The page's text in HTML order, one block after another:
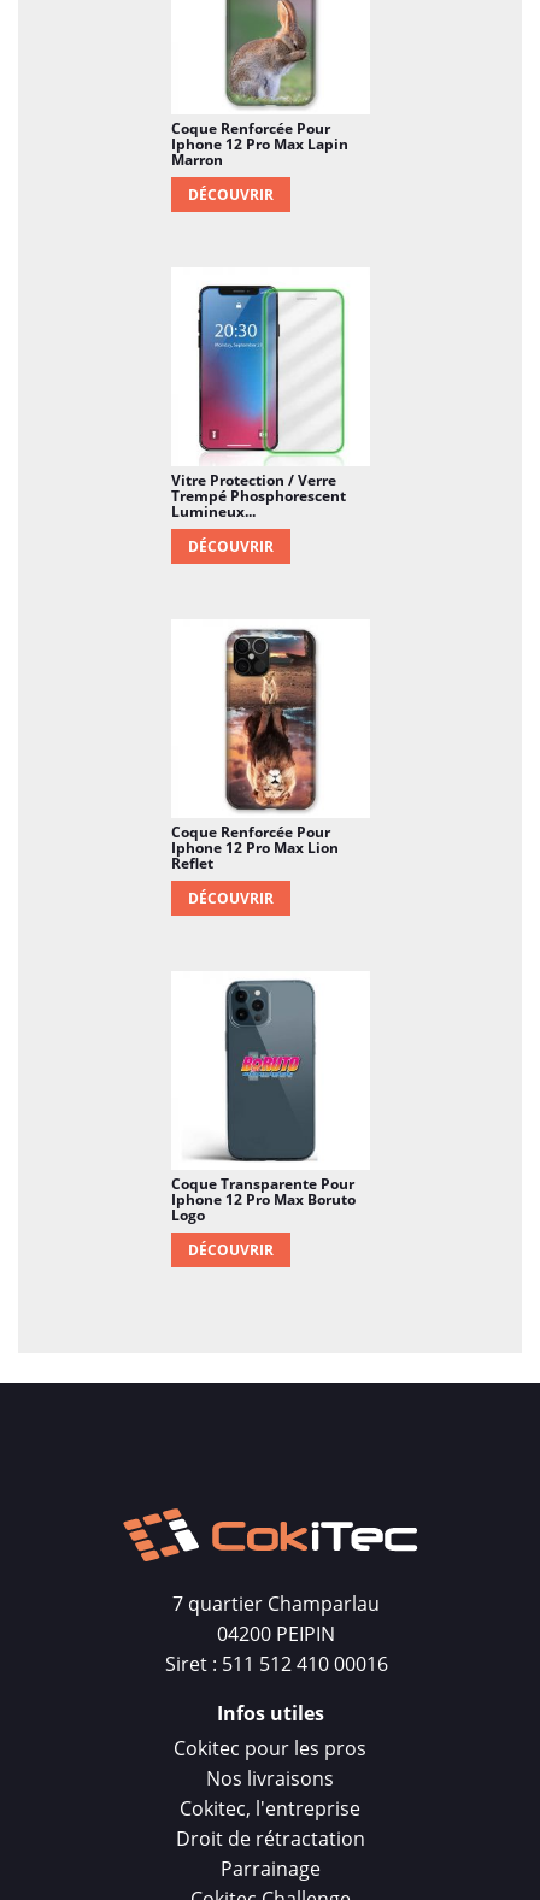
Coque Renforcée Pour
Iphone 12 Pro Max Lapin
Marron
DÉCOUVRIR
Vitre Protection / Verre
Trempé Phosphorescent
Lumineux...
DÉCOUVRIR
Coque Renforcée Pour
Iphone 12 Pro Max Lion
Reflet
DÉCOUVRIR
Coque Transparente Pour
Iphone 12 Pro Max Boruto
Logo
DÉCOUVRIR
7 quartier Champarlau
04200 PEIPIN
Siret : 511 512 410 00016
Infos utiles
Cokitec pour les pros
Nos livraisons
Cokitec, l'entreprise
Droit de rétractation
Parrainage